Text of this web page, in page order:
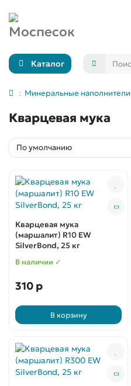
Каталог
Минеральные наполнители
Кварцевая мука
Кварцевая мука
(маршалит) R10 EW
SilverBond, 25 кг
В наличии ✓
310 р
В корзину